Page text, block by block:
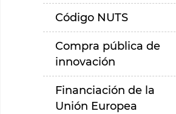
Código NUTS
Compra pública de
innovación
Financiación de la
Unión Europea